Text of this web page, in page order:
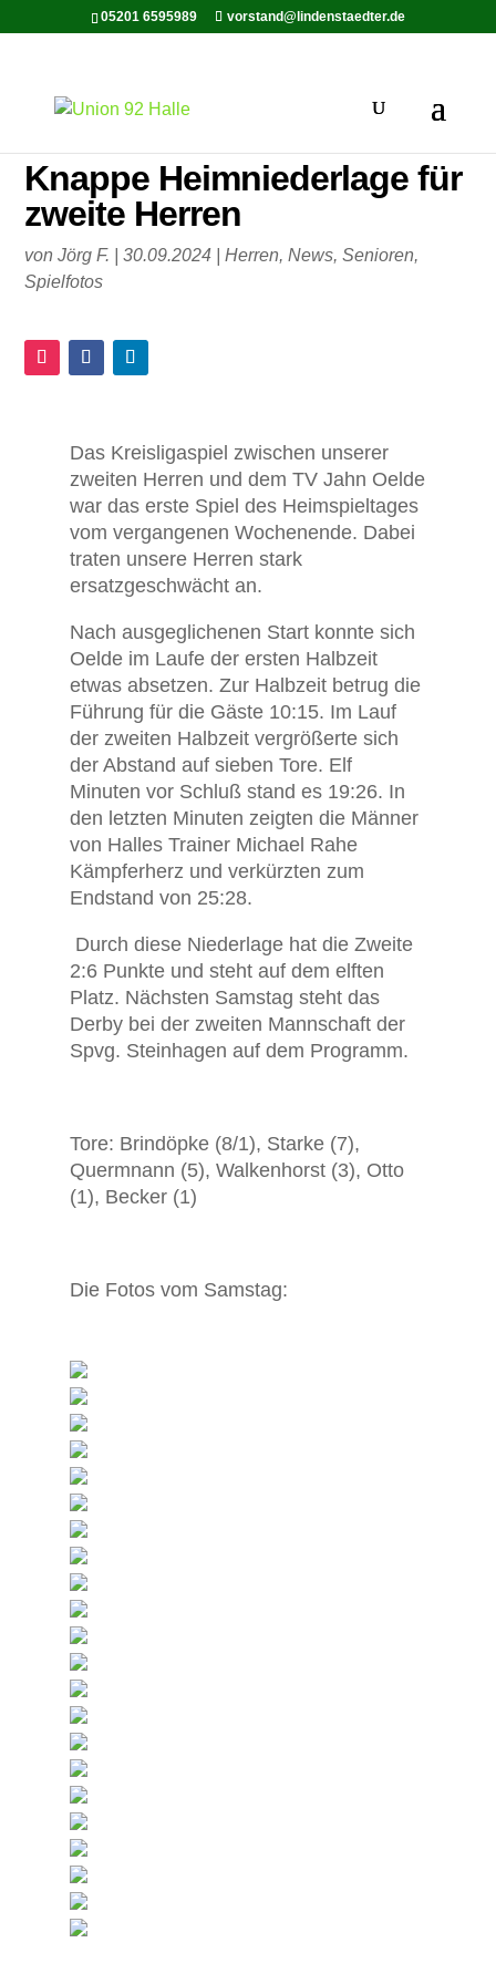
05201 6595989 vorstand@lindenstaedter.de
Knappe Heimniederlage für
zweite Herren
vonJörg F. |30.09.2024 |Herren,News,Senioren,
Spielfotos
Das Kreisligaspiel zwischen unserer
zweiten Herren und dem TV Jahn Oelde
war das erste Spiel des Heimspieltages
vom vergangenen Wochenende. Dabei
traten unsere Herren stark
ersatzgeschwächt an.
Nach ausgeglichenen Start konnte sich
Oelde im Laufe der ersten Halbzeit
etwas absetzen. Zur Halbzeit betrug die
Führung für die Gäste 10:15. Im Lauf
der zweiten Halbzeit vergrößerte sich
der Abstand auf sieben Tore. Elf
Minuten vor Schluß stand es 19:26. In
den letzten Minuten zeigten die Männer
von Halles Trainer Michael Rahe
Kämpferherz und verkürzten zum
Endstand von 25:28.
Durch diese Niederlage hat die Zweite
2:6 Punkte und steht auf dem elften
Platz. Nächsten Samstag steht das
Derby bei der zweiten Mannschaft der
Spvg. Steinhagen auf dem Programm.
Tore: Brindöpke (8/1), Starke (7),
Quermnann (5), Walkenhorst (3), Otto
(1), Becker (1)
Die Fotos vom Samstag: